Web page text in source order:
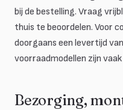
bij de bestelling. Vraag
thuis te beoordelen. Voor
doorgaans een levertijd
voorraadmodellen zijn vaak
Bezorging,